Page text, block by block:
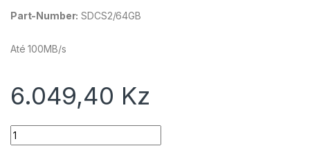
Part-Number: SDCS2/64GB
Até 100MB/s
6.049,40 Kz
Quantidade